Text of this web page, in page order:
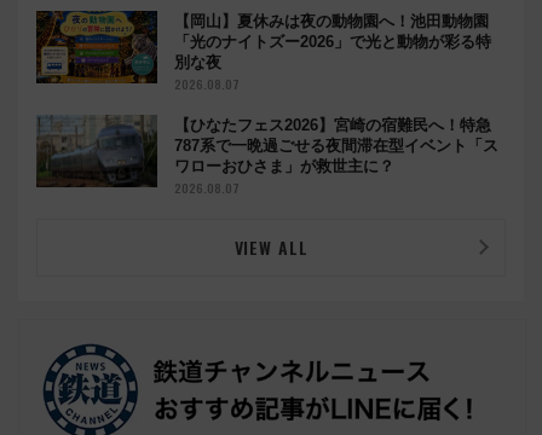
【岡山】夏休みは夜の動物園へ！池田動物園
「光のナイトズー2026」で光と動物が彩る特
別な夜
2026.08.07
【ひなたフェス2026】宮崎の宿難民へ！特急
787系で一晩過ごせる夜間滞在型イベント「ス
ワローおひさま」が救世主に？
2026.08.07
VIEW ALL